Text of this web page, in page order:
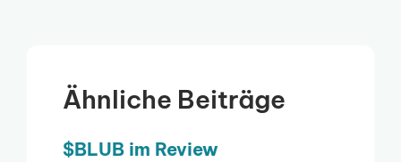
Ähnliche Beiträge
$BLUB im Review